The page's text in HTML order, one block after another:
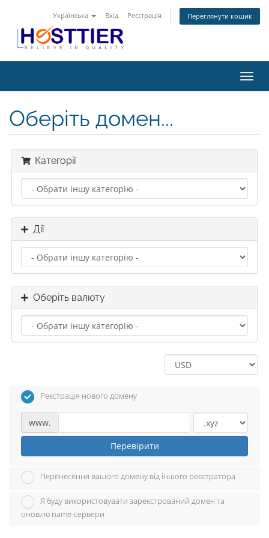
Українська Вхід Реєстрація Переглянути кошик
Оберіть домен...
Категорії
Дії
Оберіть валюту
Реєстрація нового домену
www.
Перевірити
Перенесення вашого домену від іншого реєстратора
Я буду використовувати зареєстрований домен та
оновлю name-сервери